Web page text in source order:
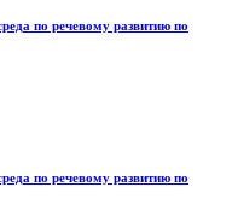
по речевому развитию по
по речевому развитию по